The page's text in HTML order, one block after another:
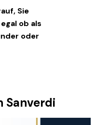
Sie
ob als
oder
Sanverdi